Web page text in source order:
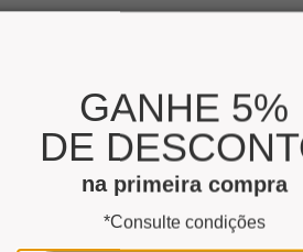
GANHE 5%
DE
na primeira compra
*Consulte condições